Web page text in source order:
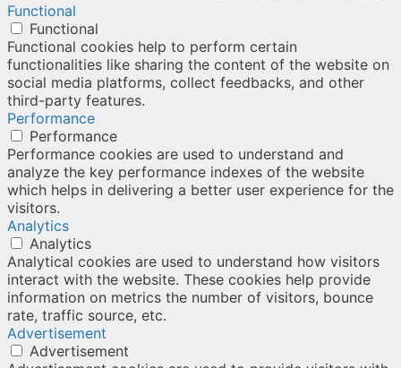
Functional
Functional
Functional cookies help to perform certain
functionalities like sharing the content of the website on
social media platforms, collect feedbacks, and other
third-party features.
Performance
Performance
Performance cookies are used to understand and
analyze the key performance indexes of the website
which helps in delivering a better user experience for the
visitors.
Analytics
Analytics
Analytical cookies are used to understand how visitors
interact with the website. These cookies help provide
information on metrics the number of visitors, bounce
rate, traffic source, etc.
Advertisement
Advertisement